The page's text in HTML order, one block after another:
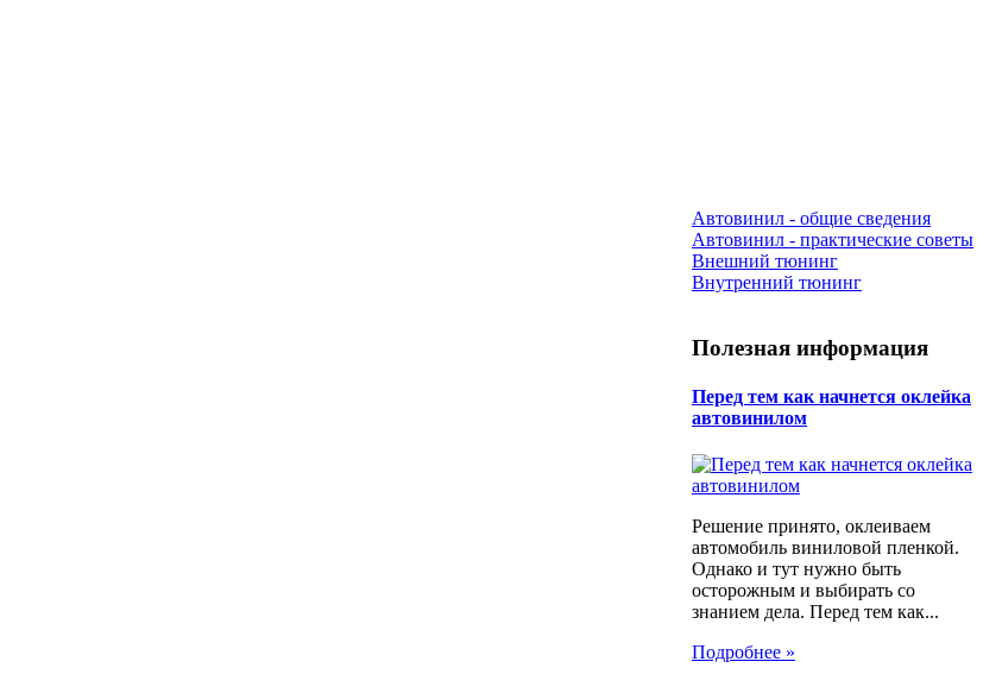
Автовинил - общие сведения
Автовинил - практические советы
Внешний тюнинг
Внутренний тюнинг
Полезная информация
Перед тем как начнется оклейка
автовинилом
Решение принято, оклеиваем
автомобиль виниловой пленкой.
Однако и тут нужно быть
осторожным и выбирать со
знанием дела. Перед тем как...
Подробнее »